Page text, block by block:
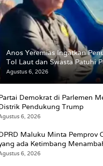
Anos Yeremias Ingatkan
Tol Laut dan Swasta Patuhi
BMKG
Agustus 6, 2026
Demokrat di Parlemen
Pendukung Trump
6, 2026
Maluku Minta Pemprov
ada Ketimbang
6, 2026